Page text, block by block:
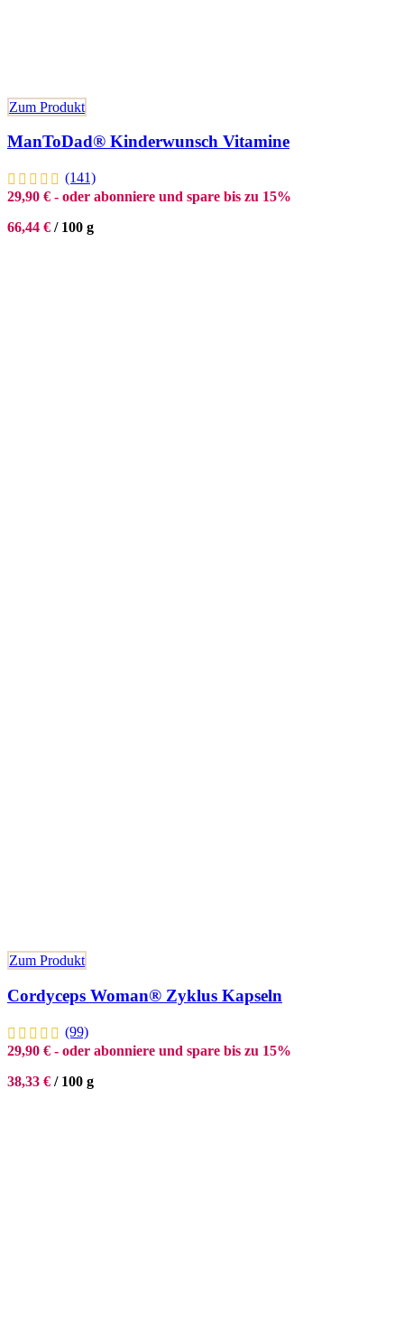
Zum Produkt
ManToDad® Kinderwunsch Vitamine
(141)
29,90 € - oder abonniere und spare bis zu 15%
66,44 € / 100 g
Zum Produkt
Cordyceps Woman® Zyklus Kapseln
(99)
29,90 € - oder abonniere und spare bis zu 15%
38,33 € / 100 g